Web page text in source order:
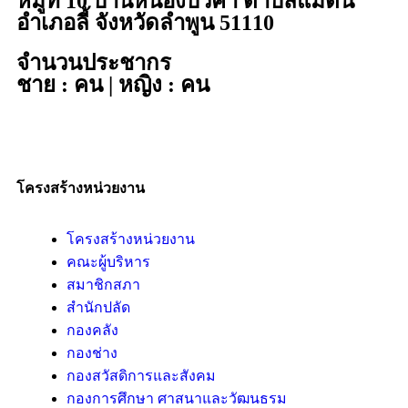
อำเภอลี้ จังหวัดลำพูน 51110
จำนวนประชากร
ชาย : คน | หญิง : คน
โครงสร้างหน่วยงาน
โครงสร้างหน่วยงาน
คณะผู้บริหาร
สมาชิกสภา
สำนักปลัด
กองคลัง
กองช่าง
กองสวัสดิการและสังคม
กองการศึกษา ศาสนาและวัฒนธรม